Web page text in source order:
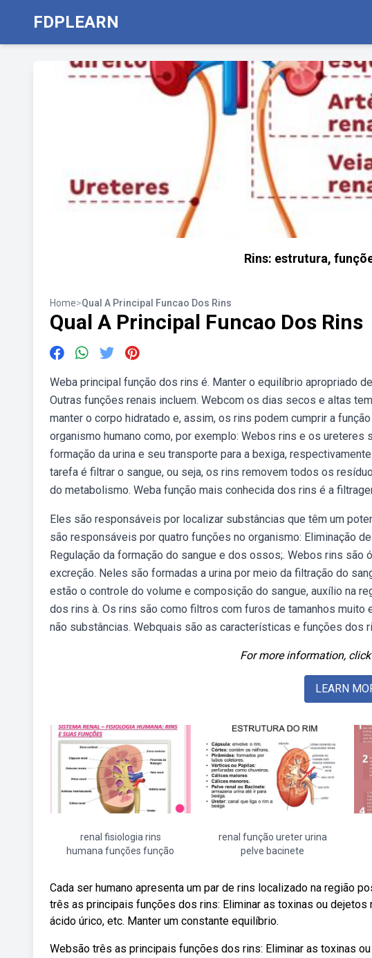
FDPLEARN
Rins: estrutura,
Home>Qual A Principal Funcao Dos Rins
Qual A Principal Funcao Dos Rins
Weba principal função dos rins é. Manter o equilíbrio apropriado
Outras funções renais incluem. Webcom os dias secos e altas
manter o corpo hidratado e, assim, os rins podem cumprir a
organismo humano como, por exemplo: Webos rins e os
formação da urina e seu transporte para a bexiga,
tarefa é filtrar o sangue, ou seja, os rins removem todos os
do metabolismo. Weba função mais conhecida dos rins é a
Eles são responsáveis por localizar substâncias que têm um
são responsáveis por quatro funções no organismo: Eliminação
Regulação da formação do sangue e dos ossos;. Webos rins são
excreção. Neles são formadas a urina por meio da filtração do
estão o controle do volume e composição do sangue, auxílio na
dos rins à. Os rins são como filtros com furos de tamanhos
não substâncias. Webquais são as características e funções dos
For more information,
LEARN
renal fisiologia rins
humana funções função
renal função ureter urina
pelve bacinete
Cada ser humano apresenta um par de rins localizado na região
três as principais funções dos rins: Eliminar as toxinas ou
ácido úrico, etc. Manter um constante equilíbrio.
Websão três as principais funções dos rins: Eliminar as toxinas